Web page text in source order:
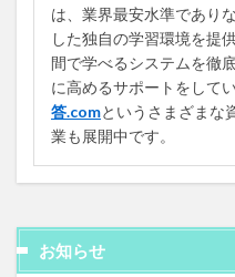
は、業界最安水準であり
した独自の学習環境を提
間で学べるシステムを徹
に高めるサポートをして
答.comというさまざまな
業も展開中です。
お知らせ